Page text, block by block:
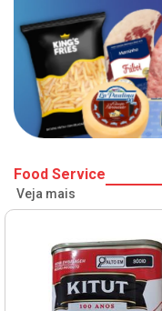
Food Service
Veja mais